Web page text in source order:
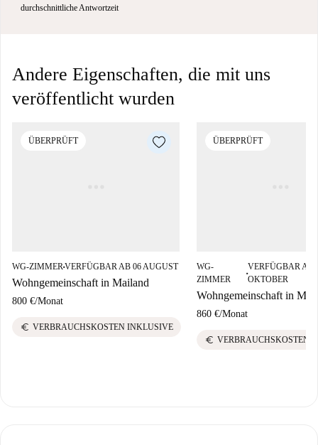
durchschnittliche Antwortzeit
Andere Eigenschaften, die mit uns
veröffentlicht wurden
ÜBERPRÜFT
WG-ZIMMER■VERFÜGBAR AB 06 AUGUST
Wohngemeinschaft in Mailand
800 €/Monat
euro VERBRAUCHSKOSTEN INKLUSIVE
ÜBERPRÜFT
WG-
ZIMMER
■
VERFÜGBAR AB
OKTOBER
Wohngemeinschaft in
860 €/Monat
euro VERBRAUCHSKOSTEN